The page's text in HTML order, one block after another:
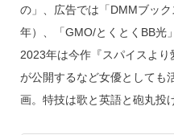
の」、広告では「DMMブッ
年）、「GMO/とくとくBB光
2023年は今作『スパイスよ
が公開するなど女優としても
画。特技は歌と英語と砲丸投